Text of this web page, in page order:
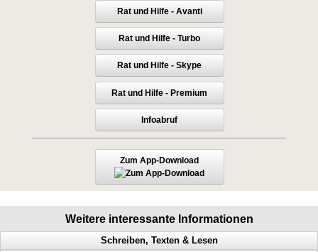
Rat und Hilfe - Avanti
Rat und Hilfe - Turbo
Rat und Hilfe - Skype
Rat und Hilfe - Premium
Infoabruf
Zum App-Download
Weitere interessante Informationen
Schreiben, Texten & Lesen